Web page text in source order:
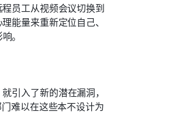
员工从视频会议切换到
能量来重新定位自己、
。
引入了新的潜在漏洞，
难以在这些本不设计为